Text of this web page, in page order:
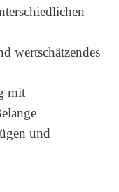
wertschätzendes
mit
und